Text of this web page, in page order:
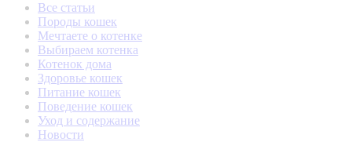
Все статьи
Породы кошек
Мечтаете о котенке
Выбираем котенка
Котенок дома
Здоровье кошек
Питание кошек
Поведение кошек
Уход и содержание
Новости